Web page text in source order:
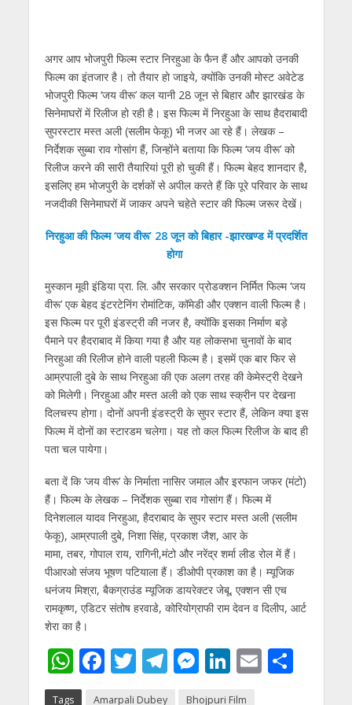
p
p
o
k
m g
er
n
अगर आप भोजपुरी फिल्‍म स्‍टार निरहुआ के फैन हैं और आपको उनकी
फिल्‍म का इंतजार है। तो तैयार हो जाइये, क्‍योंकि उनकी मोस्‍ट अवेटेड
भोजपुरी फिल्‍म ‘जय वीरू’ कल यानी 28 जून से बिहार और झारखंड के
सिनेमाघरों में रिलीज हो रही है। इस फिल्‍म में निरहुआ के साथ हैदराबादी
सुपरस्‍टार मस्‍त अली (सलीम फेकू) भी नजर आ रहे हैं। लेखक –
निर्देशक सुब्‍बा राव गोसांग हैं, जिन्‍होंने बताया कि फिल्‍म ‘जय वीरू’ को
रिलीज करने की सारी तैयारियां पूरी हो चुकी हैं। फिल्‍म बेहद शानदार है,
इसलिए हम भोजपुरी के दर्शकों से अपील करते हैं कि पूरे परिवार के साथ
नजदीकी सिनेमाघरों में जाकर अपने चहेते स्‍टार की फिल्‍म जरूर देखें।
निरहुआ की फिल्‍म ‘जय वीरू’ 28 जून को बिहार -झारखण्ड में प्रदर्शित
होगा
मुस्‍कान मूवी इंडिया प्रा. लि. और सरकार प्रोडक्‍शन निर्मित फिल्‍म ‘जय
वीरू’ एक बेहद इंटरटेनिंग रोमांटिक, कॉमेडी और एक्‍शन वाली फिल्‍म है।
इस फिल्‍म पर पूरी इंडस्‍ट्री की नजर है, क्‍योंकि इसका निर्माण बड़े
पैमाने पर हैदराबाद में किया गया है और यह लोकसभा चुनावों के बाद
निरहुआ की रिलीज होने वाली पहली फिल्‍म है। इसमें एक बार फिर से
आम्रपाली दुबे के साथ निरहुआ की एक अलग तरह की केमेस्‍ट्री देखने
को मिलेगी। निरहुआ और मस्‍त अली को एक साथ स्‍क्रीन पर देखना
दिलचस्‍प होगा। दोनों अपनी इंडस्‍ट्री के सुपर स्‍टार हैं, लेकिन क्‍या इस
फिल्‍म में दोनों का स्‍टारडम चलेगा। यह तो कल फिल्‍म रिलीज के बाद ही
पता चल पायेगा।
बता दें कि ‘जय वीरू’ के निर्माता नासिर जमाल और इरफान जफर (मंटो)
हैं। फिल्‍म के लेखक – निर्देशक सुब्‍बा राव गोसांग हैं। फिल्‍म में
दिनेशलाल यादव निरहुआ, हैदराबाद के सुपर स्‍टार मस्‍त अली (सलीम
फेकू), आम्रपाली दुबे, निशा सिंह, प्रकाश जैश, आर के
मामा, तबर, गोपाल राय, रागिनी,मंटो और नरेंद्र शर्मा लीड रोल में हैं।
पीआरओ संजय भूषण पटियाला हैं। डीओपी प्रकाश का है। म्‍यूजिक
धनंजय मिश्रा, बैकग्राउंड म्‍यूजिक डायरेक्‍टर जेबू, एक्‍शन सी एच
रामकृष्‍ण, एडिटर संतोष हरवाडे, कोरियोग्राफी राम देवन व दिलीप, आर्ट
शेरा का है।
W
h
F T T M Li E S
Tags Amarpali Dubey
Bhojpuri Film